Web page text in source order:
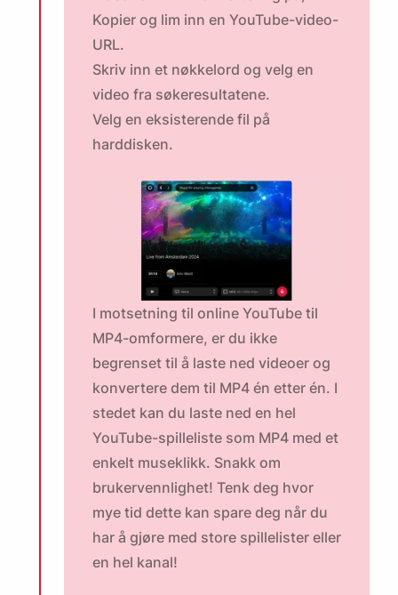
Kopier og lim inn en YouTube-video-
URL.
Skriv inn et nøkkelord og velg en
video fra søkeresultatene.
Velg en eksisterende fil på
harddisken.
I motsetning til online YouTube til
MP4-omformere, er du ikke
begrenset til å laste ned videoer og
konvertere dem til MP4 én etter én. I
stedet kan du laste ned en hel
YouTube-spilleliste som MP4 med et
enkelt museklikk. Snakk om
brukervennlighet! Tenk deg hvor
mye tid dette kan spare deg når du
har å gjøre med store spillelister eller
en hel kanal!